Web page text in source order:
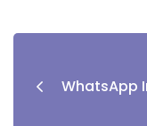
WhatsApp